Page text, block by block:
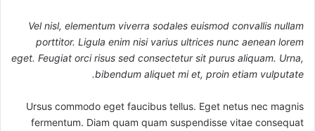
Vel nisl, elementum viverra sodales euismod convallis nullam
porttitor. Ligula enim nisi varius ultrices nunc aenean lorem
eget. Feugiat orci risus sed consectetur sit purus aliquam. Urna,
bibendum aliquet mi et, proin etiam vulputate.
Ursus commodo eget faucibus tellus. Eget netus nec magnis
fermentum. Diam quam quam suspendisse vitae consequat